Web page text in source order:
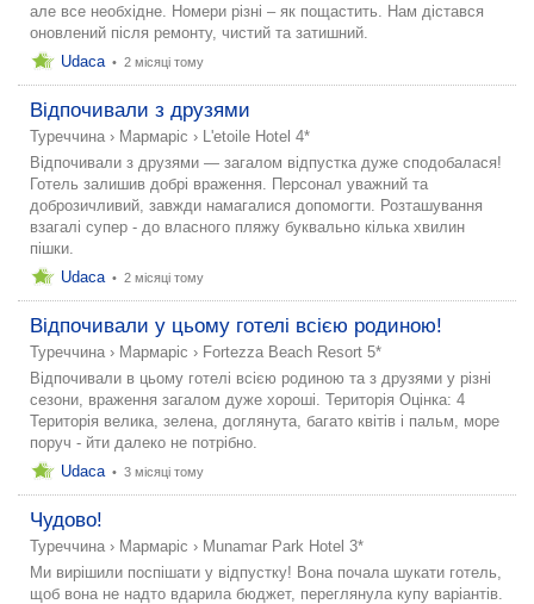
але все необхідне. Номери різні – як пощастить. Нам дістався
оновлений після ремонту, чистий та затишний.
Udaca • 2 місяці тому
Відпочивали з друзями
Туреччина › Мармаріс ›
L'etoile Hotel 4*
Відпочивали з друзями — загалом відпустка дуже сподобалася!
Готель залишив добрі враження. Персонал уважний та
доброзичливий, завжди намагалися допомогти. Розташування
взагалі супер - до власного пляжу буквально кілька хвилин
пішки.
Udaca • 2 місяці тому
Відпочивали у цьому готелі всією родиною!
Туреччина › Мармаріс › Fortezza Beach Resort 5*
Відпочивали в цьому готелі всією родиною та з друзями у різні
сезони, враження загалом дуже хороші. Територія Оцінка: 4
Територія велика, зелена, доглянута, багато квітів і пальм, море
поруч - йти далеко не потрібно.
Udaca • 3 місяці тому
Чудово!
Туреччина › Мармаріс › Munamar Park Hotel 3*
Ми вирішили поспішати у відпустку! Вона почала шукати готель,
щоб вона не надто вдарила бюджет, переглянула купу варіантів.